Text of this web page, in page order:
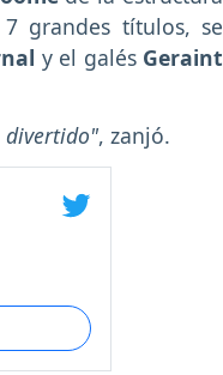
grandes títulos, se
y el galésGeraint
divertido", zanjó.